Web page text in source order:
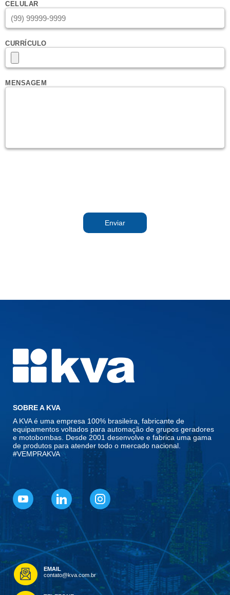
CELULAR
CURRÍCULO
MENSAGEM
SOBRE A KVA
A KVA é uma empresa 100% brasileira, fabricante de
equipamentos voltados para automação de grupos geradores
e motobombas. Desde 2001 desenvolve e fabrica uma gama
de produtos para atender todo o mercado nacional.
#VEMPRAKVA
EMAIL
contato@kva.com.br